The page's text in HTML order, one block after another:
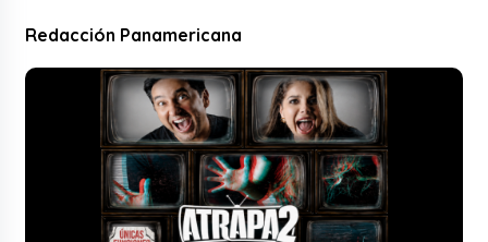
Redacción Panamericana